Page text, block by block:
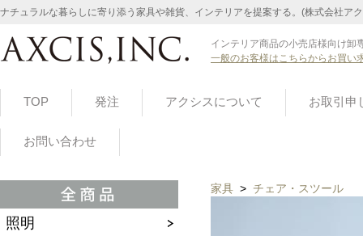
ナチュラルな暮らしに寄り添う家具や雑貨、インテリアを提案する。(株式会社ア
インテリア商品の小売店様向け卸
一般のお客様はこちらからお買い
TOP 発注 アクシスについて お取引申
お問い合わせ
照明
家具 > チェア・スツール